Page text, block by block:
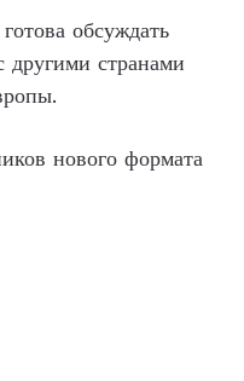
обсуждать
другими странами
нового формата